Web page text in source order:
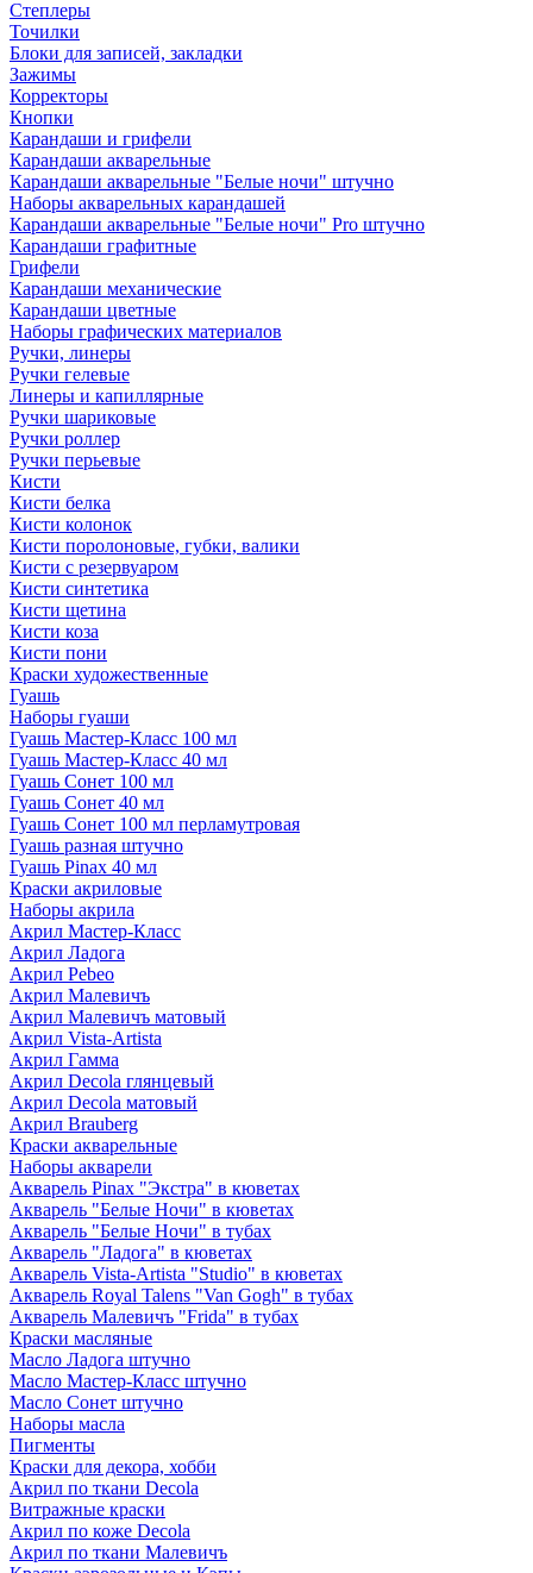
Степлеры
Точилки
Блоки для записей, закладки
Зажимы
Корректоры
Кнопки
Карандаши и грифели
Карандаши акварельные
Карандаши акварельные "Белые ночи" штучно
Наборы акварельных карандашей
Карандаши акварельные "Белые ночи" Pro штучно
Карандаши графитные
Грифели
Карандаши механические
Карандаши цветные
Наборы графических материалов
Ручки, линеры
Ручки гелевые
Линеры и капиллярные
Ручки шариковые
Ручки роллер
Ручки перьевые
Кисти
Кисти белка
Кисти колонок
Кисти поролоновые, губки, валики
Кисти с резервуаром
Кисти синтетика
Кисти щетина
Кисти коза
Кисти пони
Краски художественные
Гуашь
Наборы гуаши
Гуашь Мастер-Класс 100 мл
Гуашь Мастер-Класс 40 мл
Гуашь Сонет 100 мл
Гуашь Сонет 40 мл
Гуашь Сонет 100 мл перламутровая
Гуашь разная штучно
Гуашь Pinax 40 мл
Краски акриловые
Наборы акрила
Акрил Мастер-Класс
Акрил Ладога
Акрил Pebeo
Акрил Малевичъ
Акрил Малевичъ матовый
Акрил Vista-Artista
Акрил Гамма
Акрил Decola глянцевый
Акрил Decola матовый
Акрил Brauberg
Краски акварельные
Наборы акварели
Акварель Pinax "Экстра" в кюветах
Акварель "Белые Ночи" в кюветах
Акварель "Белые Ночи" в тубах
Акварель "Ладога" в кюветах
Акварель Vista-Artista "Studio" в кюветах
Акварель Royal Talens "Van Gogh" в тубах
Акварель Малевичъ "Frida" в тубах
Краски масляные
Масло Ладога штучно
Масло Мастер-Класс штучно
Масло Сонет штучно
Наборы масла
Пигменты
Краски для декора, хобби
Акрил по ткани Decola
Витражные краски
Акрил по коже Decola
Акрил по ткани Малевичъ